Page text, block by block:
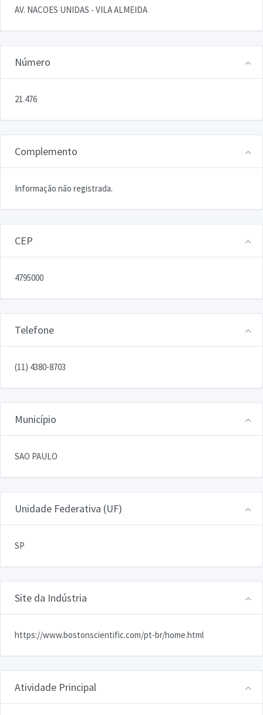
AV. NACOES UNIDAS - VILA ALMEIDA
Número
21.476
Complemento
Informação não registrada.
CEP
4795000
Telefone
(11) 4380-8703
Município
SAO PAULO
Unidade Federativa (UF)
SP
Site da Indústria
https://www.bostonscientific.com/pt-br/home.html
Atividade Principal